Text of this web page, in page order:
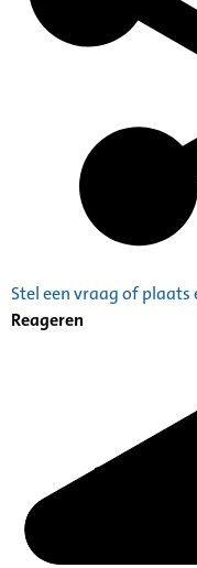
Stel een vraag of
Reageren